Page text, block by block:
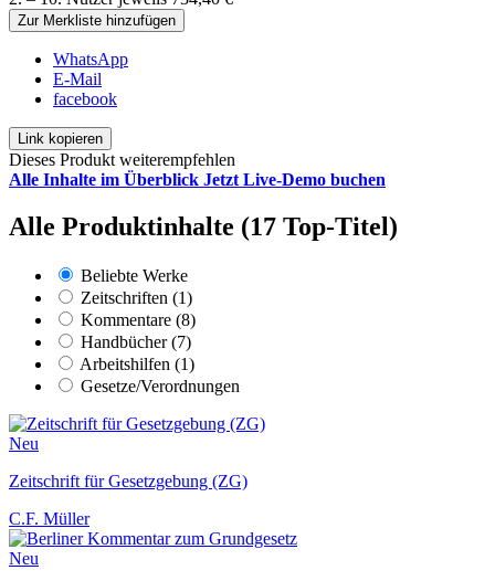
Zur Merkliste hinzufügen
WhatsApp
E-Mail
facebook
Link kopieren
Dieses Produkt weiterempfehlen
Alle Inhalte im Überblick Jetzt Live-Demo buchen
Alle Produktinhalte (17 Top-Titel)
Beliebte Werke
Zeitschriften (1)
Kommentare (8)
Handbücher (7)
Arbeitshilfen (1)
Gesetze/Verordnungen
Neu
Zeitschrift für Gesetzgebung (ZG)
C.F. Müller
Neu